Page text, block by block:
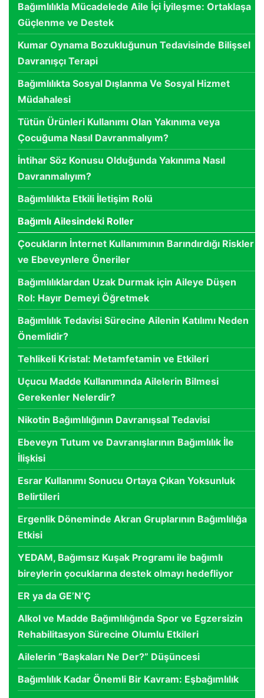
Bağımlılıkla Mücadelede Aile İçi İyileşme: Ortaklaşa
Güçlenme ve Destek
Kumar Oynama Bozukluğunun Tedavisinde Bilişsel
Davranışçı Terapi
Bağımlılıkta Sosyal Dışlanma Ve Sosyal Hizmet
Müdahalesi
Tütün Ürünleri Kullanımı Olan Yakınıma veya
Çocuğuma Nasıl Davranmalıyım?
İntihar Söz Konusu Olduğunda Yakınıma Nasıl
Davranmalıyım?
Bağımlılıkta Etkili İletişim Rolü
Bağımlı Ailesindeki Roller
Çocukların İnternet Kullanımının Barındırdığı Riskler
ve Ebeveynlere Öneriler
Bağımlılıklardan Uzak Durmak için Aileye Düşen
Rol: Hayır Demeyi Öğretmek
Bağımlılık Tedavisi Sürecine Ailenin Katılımı Neden
Önemlidir?
Tehlikeli Kristal: Metamfetamin ve Etkileri
Uçucu Madde Kullanımında Ailelerin Bilmesi
Gerekenler Nelerdir?
Nikotin Bağımlılığının Davranışsal Tedavisi
Ebeveyn Tutum ve Davranışlarının Bağımlılık İle
İlişkisi
Esrar Kullanımı Sonucu Ortaya Çıkan Yoksunluk
Belirtileri
Ergenlik Döneminde Akran Gruplarının Bağımlılığa
Etkisi
YEDAM, Bağımsız Kuşak Programı ile bağımlı
bireylerin çocuklarına destek olmayı hedefliyor
ER ya da GE’N’Ç
Alkol ve Madde Bağımlılığında Spor ve Egzersizin
Rehabilitasyon Sürecine Olumlu Etkileri
Ailelerin “Başkaları Ne Der?” Düşüncesi
Bağımlılık Kadar Önemli Bir Kavram: Eşbağımlılık